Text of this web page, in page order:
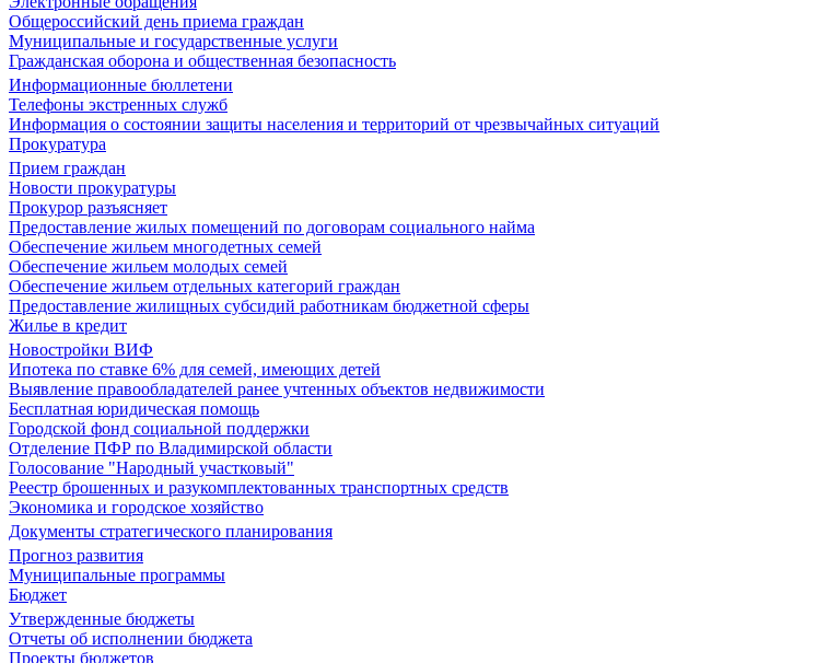
Общероссийский день приема граждан
Муниципальные и государственные услуги
Гражданская оборона и общественная безопасность
Информационные бюллетени
Телефоны экстренных служб
Информация о состоянии защиты населения и территорий от чрезвычайных ситуаций
Прокуратура
Прием граждан
Новости прокуратуры
Прокурор разъясняет
Предоставление жилых помещений по договорам социального найма
Обеспечение жильем многодетных семей
Обеспечение жильем молодых семей
Обеспечение жильем отдельных категорий граждан
Предоставление жилищных субсидий работникам бюджетной сферы
Жилье в кредит
Новостройки ВИФ
Ипотека по ставке 6% для семей, имеющих детей
Выявление правообладателей ранее учтенных объектов недвижимости
Бесплатная юридическая помощь
Городской фонд социальной поддержки
Отделение ПФР по Владимирской области
Голосование "Народный участковый"
Реестр брошенных и разукомплектованных транспортных средств
Экономика и городское хозяйство
Документы стратегического планирования
Прогноз развития
Муниципальные программы
Бюджет
Утвержденные бюджеты
Отчеты об исполнении бюджета
Проекты бюджетов